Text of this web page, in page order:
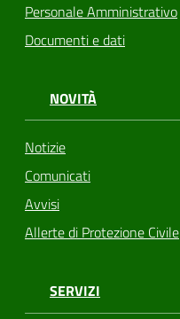
Personale Amministrativo
Documenti e dati
NOVITÀ
Notizie
Comunicati
Avvisi
Allerte di Protezione Civile
SERVIZI